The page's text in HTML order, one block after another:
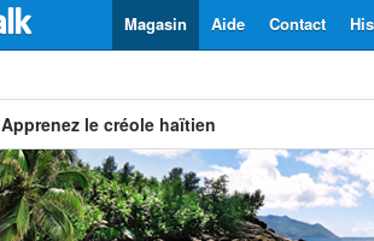
Contact
Aide
Magasin
Apprenez le créole haïtien